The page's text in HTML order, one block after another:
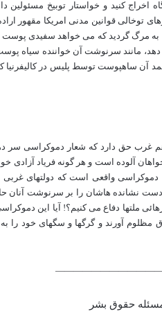
اخراج کنید و خواستار توبیخ مسئولین
توخالی قوانین مدنی امریکا مقهور
مرگ گردید که می خواهد سفیدی پوست
می دهد، مانند سرنوشت آن خواننده
آن ساهپوست توسط پلیس در
هم غرب حق دارد که شعار دموکراسی سر
آلوده است و هر گونه فریاد آزادی
واقعی است که دولتهای غربی
نشانده هاشان را بر سرنوشت آنان
رهائی ملتها دفاع می کنیم؟! آیا این
مظلوم آورند و گرگها و سگهای خود را
حقوق بشر